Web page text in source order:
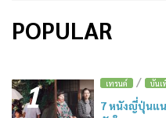
POPULAR
1 เทรนด์ / บันเ
7 หนังญี่ปุ่นแ